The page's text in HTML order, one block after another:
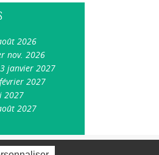
2026
nov. 2026
janvier 2027
2027
2027
2027
A- A